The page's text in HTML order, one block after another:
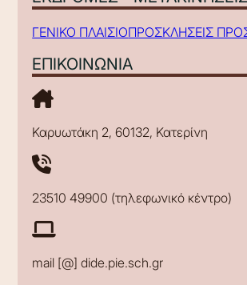
ΓΕΝΙΚΟ ΠΛΑΙΣΙΟΠΡΟΣΚΛΗΣΕΙΣ
ΕΠΙΚΟΙΝΩΝΙΑ
Καρυωτάκη 2, 60132, Κατερίνη
23510 49900 (τηλεφωνικό κέντρο)
mail [@] dide.pie.sch.gr